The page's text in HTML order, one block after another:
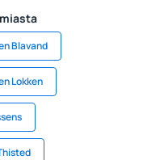
Blavand
Lokken